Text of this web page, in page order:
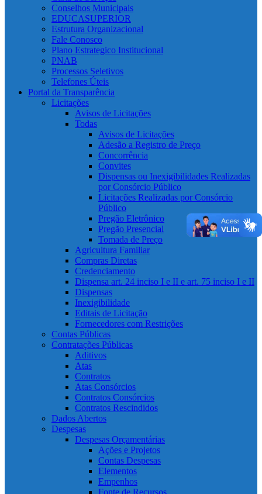
Conselhos Municipais
EDUCASUPERIOR
Estrutura Organizacional
Fale Conosco
Plano Estrategico Institucional
PNAB
Processos Seletivos
Telefones Úteis
Portal da Transparência
Licitações
Avisos de Licitações
Todas
Avisos de Licitações
Adesão a Registro de Preço
Concorrência
Convites
Dispensas ou Inexigibilidades Realizadas
por Consórcio Público
Licitações Realizadas por Consórcio
Público
Pregão Eletrônico
Pregão Presencial
Tomada de Preço
Agricultura Familiar
Compras Diretas
Credenciamento
Dispensa art. 24 inciso I e II e art. 75 inciso I e II
Dispensas
Inexigibilidade
Editais de Licitação
Fornecedores com Restrições
Contas Públicas
Contratações Públicas
Aditivos
Atas
Contratos
Atas Consórcios
Contratos Consórcios
Contratos Rescindidos
Dados Abertos
Despesas
Despesas Orçamentárias
Ações e Projetos
Contas Despesas
Elementos
Empenhos